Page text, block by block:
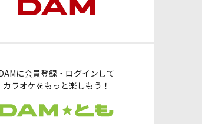
DAMに会員登録・ログインして
カラオケをもっと楽しもう！